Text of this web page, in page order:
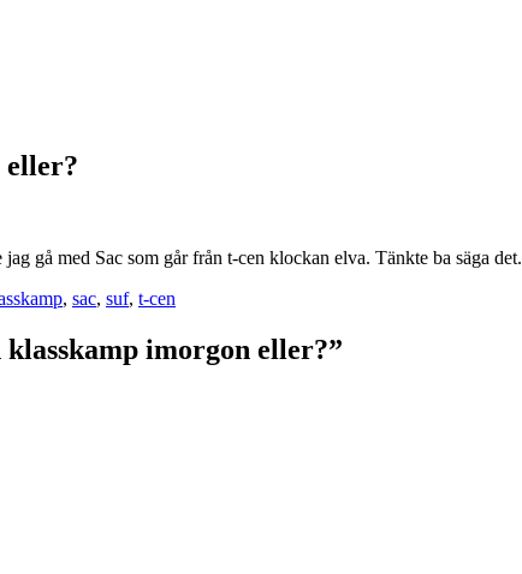
eller?
gå med Sac som går från t-cen klockan elva. Tänkte ba säga det.
, sac, suf, t-cen
imorgon eller?”